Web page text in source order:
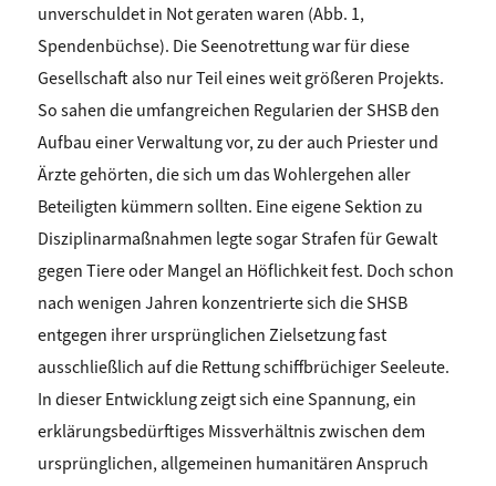
unverschuldet in Not geraten waren (Abb. 1,
Spendenbüchse). Die Seenotrettung war für diese
Gesellschaft also nur Teil eines weit größeren Projekts.
So sahen die umfangreichen Regularien der SHSB den
Aufbau einer Verwaltung vor, zu der auch Priester und
Ärzte gehörten, die sich um das Wohlergehen aller
Beteiligten kümmern sollten. Eine eigene Sektion zu
Disziplinarmaßnahmen legte sogar Strafen für Gewalt
gegen Tiere oder Mangel an Höflichkeit fest. Doch schon
nach wenigen Jahren konzentrierte sich die SHSB
entgegen ihrer ursprünglichen Zielsetzung fast
ausschließlich auf die Rettung schiffbrüchiger Seeleute.
In dieser Entwicklung zeigt sich eine Spannung, ein
erklärungsbedürftiges Missverhältnis zwischen dem
ursprünglichen, allgemeinen humanitären Anspruch